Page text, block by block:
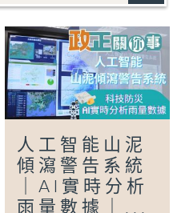
知！
31 #華富邨 #薄扶林
計劃
人工智能山泥
傾瀉警告系統
｜AI實時分析
雨量數據｜...